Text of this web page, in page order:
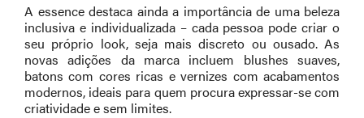
A essence destaca ainda a importância de uma beleza
inclusiva e individualizada – cada pessoa pode criar o
seu próprio look, seja mais discreto ou ousado. As
novas adições da marca incluem blushes suaves,
batons com cores ricas e vernizes com acabamentos
modernos, ideais para quem procura expressar-se com
criatividade e sem limites.